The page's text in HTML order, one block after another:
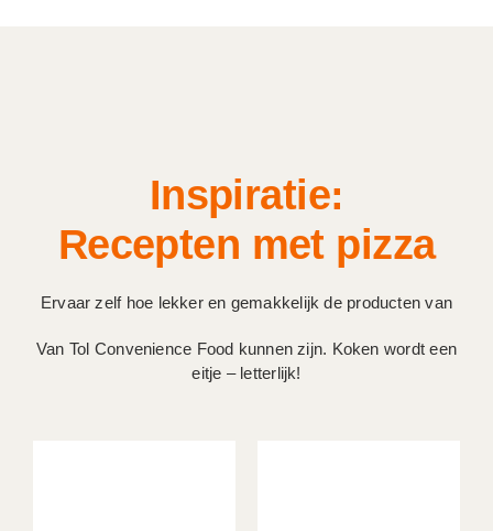
Inspiratie:
Recepten met pizza
Ervaar zelf hoe lekker en gemakkelijk de producten van
Van Tol Convenience Food kunnen zijn. Koken wordt een
eitje – letterlijk!